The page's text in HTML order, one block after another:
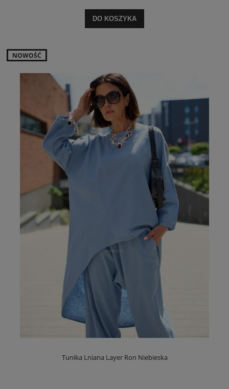
DO KOSZYKA
Tunika Lniana Layer Ron Niebieska
NOWOŚĆ